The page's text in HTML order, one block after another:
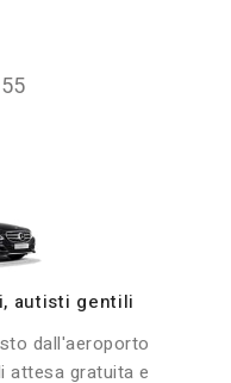
55
autisti gentili
dall'aeroporto
attesa gratuita e